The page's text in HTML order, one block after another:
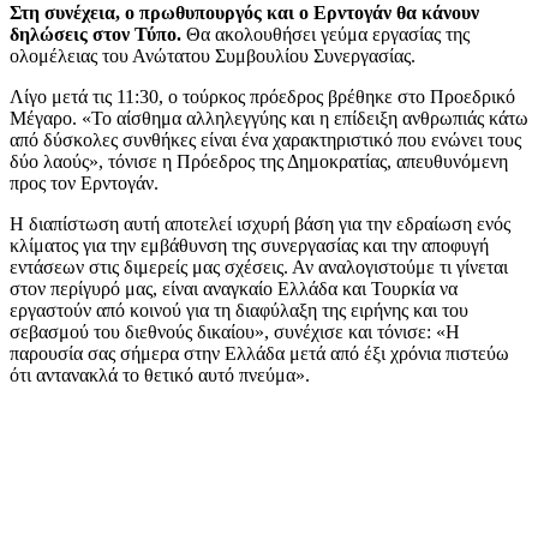
Στη συνέχεια, ο πρωθυπουργός και ο Ερντογάν θα κάνουν
δηλώσεις στον Τύπο. Θα ακολουθήσει γεύμα εργασίας της
ολομέλειας του Ανώτατου Συμβουλίου Συνεργασίας.
Λίγο μετά τις 11:30, ο τούρκος πρόεδρος βρέθηκε στο Προεδρικό
Μέγαρο. «Το αίσθημα αλληλεγγύης και η επίδειξη ανθρωπιάς κάτω
από δύσκολες συνθήκες είναι ένα χαρακτηριστικό που ενώνει τους
δύο λαούς», τόνισε η Πρόεδρος της Δημοκρατίας, απευθυνόμενη
προς τον Ερντογάν.
Η διαπίστωση αυτή αποτελεί ισχυρή βάση για την εδραίωση ενός
κλίματος για την εμβάθυνση της συνεργασίας και την αποφυγή
εντάσεων στις διμερείς μας σχέσεις. Αν αναλογιστούμε τι γίνεται
στον περίγυρό μας, είναι αναγκαίο Ελλάδα και Τουρκία να
εργαστούν από κοινού για τη διαφύλαξη της ειρήνης και του
σεβασμού του διεθνούς δικαίου», συνέχισε και τόνισε: «Η
παρουσία σας σήμερα στην Ελλάδα μετά από έξι χρόνια πιστεύω
ότι αντανακλά το θετικό αυτό πνεύμα».